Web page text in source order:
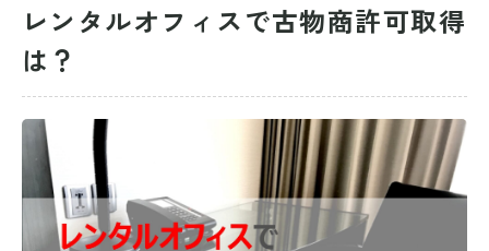
レンタルオフィスで古物商許可取得
は？